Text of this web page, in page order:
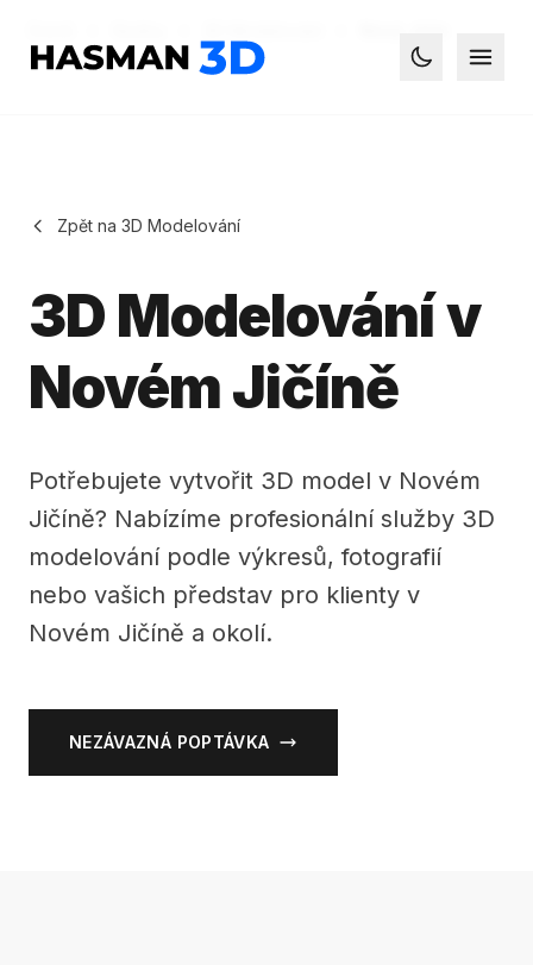
Hasman3D - 3D tisk
Zpět na 3D Modelování
3D Modelování v
Novém Jičíně
Potřebujete vytvořit 3D model v Novém
Jičíně? Nabízíme profesionální služby 3D
modelování podle výkresů, fotografií
nebo vašich představ pro klienty v
Novém Jičíně a okolí.
NEZÁVAZNÁ POPTÁVKA